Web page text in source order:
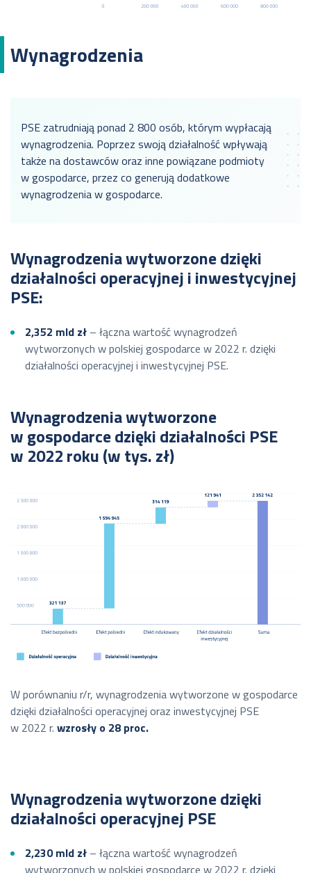
Wynagrodzenia
PSE zatrudniają ponad 2 800 osób, którym wypłacają
wynagrodzenia. Poprzez swoją działalność wpływają
także na dostawców oraz inne powiązane podmioty
w gospodarce, przez co generują dodatkowe
wynagrodzenia w gospodarce.
Wynagrodzenia wytworzone dzięki
działalności operacyjnej i inwestycyjnej
PSE:
2,352 mld zł– łączna wartość wynagrodzeń
wytworzonych w polskiej gospodarce w 2022 r. dzięki
działalności operacyjnej i inwestycyjnej PSE.
Wynagrodzenia wytworzone
w gospodarce dzięki działalności PSE
w 2022 roku (w tys. zł)
W porównaniu r/r, wynagrodzenia wytworzone w gospodarce
dzięki działalności operacyjnej oraz inwestycyjnej PSE
w 2022 r. wzrosły o 28 proc.
Wynagrodzenia wytworzone dzięki
działalności operacyjnej PSE
2,230 mld zł– łączna wartość wynagrodzeń
wytworzonych w polskiej gospodarce w 2022 r. dzięki